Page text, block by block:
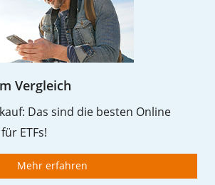
Vergleich
Das sind die besten Online
ETFs!
Mehr erfahren